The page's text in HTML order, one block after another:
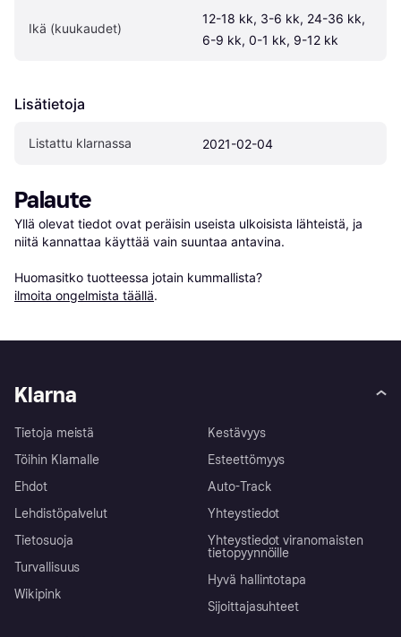
Ikä (kuukaudet)
12-18 kk, 3-6 kk, 24-36 kk,
6-9 kk, 0-1 kk, 9-12 kk
Lisätietoja
Listattu klarnassa 2021-02-04
Palaute
Yllä olevat tiedot ovat peräisin useista ulkoisista lähteistä, ja
niitä kannattaa käyttää vain suuntaa antavina.
Huomasitko tuotteessa jotain kummallista?
ilmoita ongelmista täällä.
Klarna
Tietoja meistä
Töihin Klarnalle
Ehdot
Lehdistöpalvelut
Tietosuoja
Turvallisuus
Wikipink
Kestävyys
Esteettömyys
Auto-Track
Yhteystiedot
Yhteystiedot viranomaisten
tietopyynnöille
Hyvä hallintotapa
Sijoittajasuhteet